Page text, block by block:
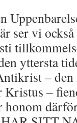
ser vi
yttersta
– den
–